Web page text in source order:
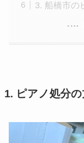
3. 船橋市の
1. ピアノ処分の